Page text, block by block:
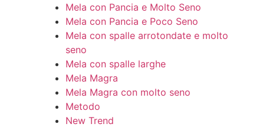
Mela con Pancia e Molto Seno
Mela con Pancia e Poco Seno
Mela con spalle arrotondate e molto
seno
Mela con spalle larghe
Mela Magra
Mela Magra con molto seno
Metodo
New Trend